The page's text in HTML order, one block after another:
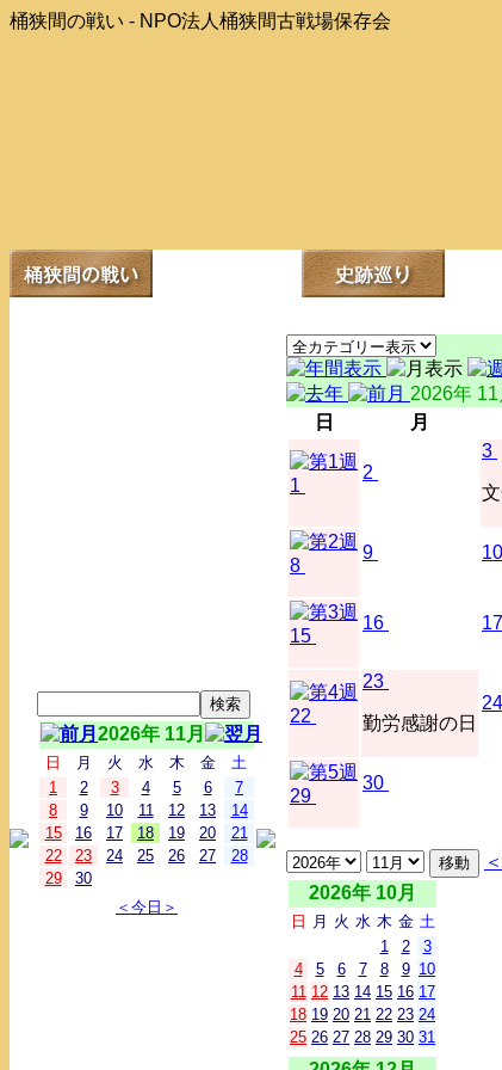
桶狭間の戦い - NPO法人桶狭間古戦場保存会
2026年 11月
日 月 火 水 木 金
土
1
2 3 4 5 6
7
8
9 10 11 12 13
14
15
16 17 18 19 20
21
22
23 24 25 26 27
28
29
30
＜今日＞
2026年 11
日
月
1
2
3
8
9 10
15
16 17
22
23
勤労感謝の日
24
29
30
2026年 10月
日 月 火 水 木 金 土
1
2
3
4
5 6 7 8 9 10
11 12 13 14 15 16 17
18 19 20 21 22 23 24
25 26 27 28 29 30 31